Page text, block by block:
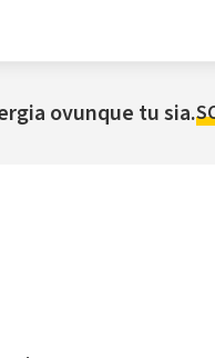
ovunque tu sia.